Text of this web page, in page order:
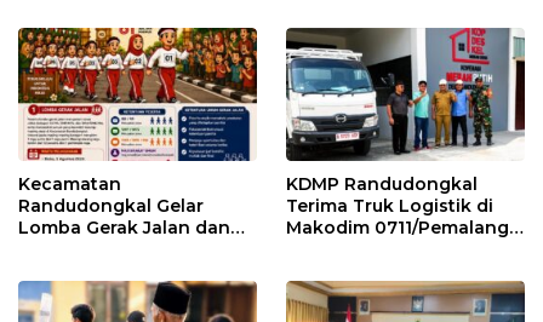
Kecamatan
Randudongkal Gelar
Lomba Gerak Jalan dan
KDMP Randudongkal
Terima Truk Logistik di
Makodim 0711/Pemalang